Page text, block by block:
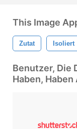
This Image
Zutat Isoliert
Benutzer, Die
Haben,